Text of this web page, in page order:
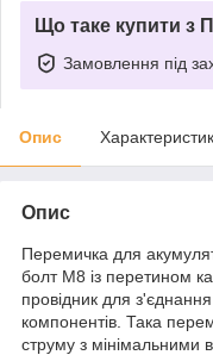
Що таке купити з
Замовлення під
Опис
Опис
Перемичка для
болт М8 із перетином
провідник для
компонентів. Така
струму з мінімальними